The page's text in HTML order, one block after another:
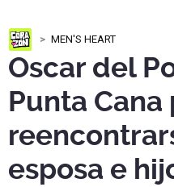
MEN'S HEART
Oscar del
Punta Cana
esposa e